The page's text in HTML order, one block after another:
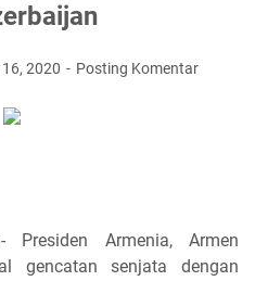
2020 Posting Komentar
- Presiden Armenia, Armen
gencatan senjata dengan